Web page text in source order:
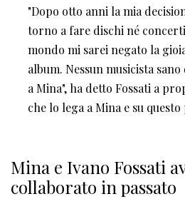
"Dopo otto anni la mia
torno a fare dischi né
mondo mi sarei negato la
album. Nessun musicista
a Mina", ha detto Fossati a
che lo lega a Mina e su
Mina e Ivano Fossati
collaborato in passato